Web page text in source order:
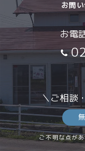
お問
お電
＼ご相談
ご不明な点が